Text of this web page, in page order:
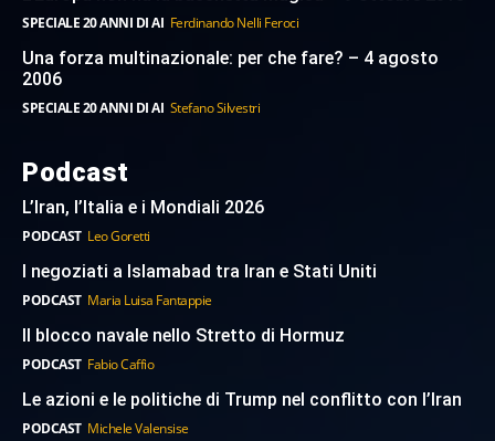
SPECIALE 20 ANNI DI AI Ferdinando Nelli Feroci
Una forza multinazionale: per che fare? – 4 agosto
2006
SPECIALE 20 ANNI DI AI Stefano Silvestri
Podcast
L’Iran, l’Italia e i Mondiali 2026
PODCAST Leo Goretti
I negoziati a Islamabad tra Iran e Stati Uniti
PODCAST Maria Luisa Fantappie
Il blocco navale nello Stretto di Hormuz
PODCAST Fabio Caffio
Le azioni e le politiche di Trump nel conflitto con l’Iran
PODCAST Michele Valensise